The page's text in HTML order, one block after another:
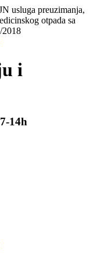
usluga preuzimanja,
otpada sa
2018
i
14h